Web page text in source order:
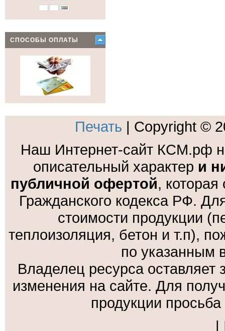
СПОСОБЫ ОПЛАТЫ
Печать | Copyright ©
Наш Интернет-сайт КСМ.рф
описательный характер и
публичной офертой,
Гражданского кодекса РФ.
стоимости продукции
теплоизоляция, бетон и т.п),
по указанным
Владелец ресурса
изменения на сайте. Для
продукции
|